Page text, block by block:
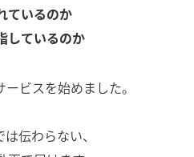
ているのか
しているのか
ビスを始めました。
伝わらない、